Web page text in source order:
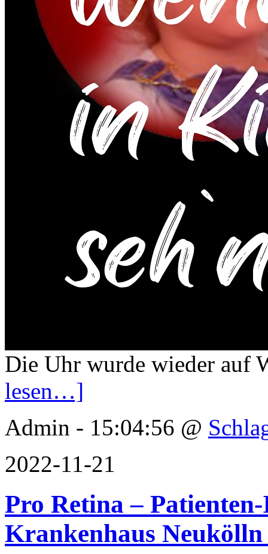
Die Uhr wurde wieder auf
lesen…]
Admin - 15:04:56 @
2022-11-21
Pro Retina –
Krankenhaus